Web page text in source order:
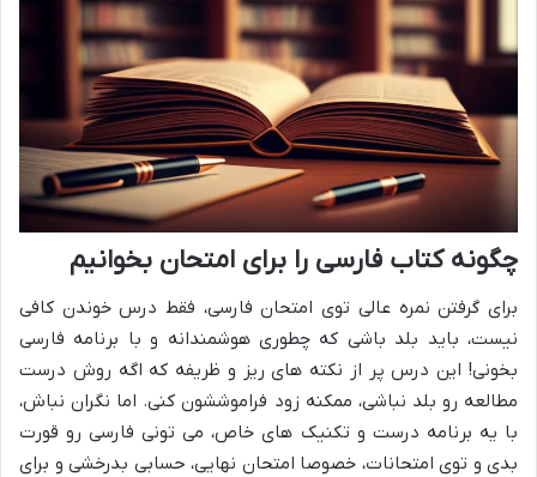
چگونه کتاب فارسی را برای امتحان بخوانیم
برای گرفتن نمره عالی توی امتحان فارسی، فقط درس خوندن کافی
نیست، باید بلد باشی که چطوری هوشمندانه و با برنامه فارسی
بخونی! این درس پر از نکته های ریز و ظریفه که اگه روش درست
مطالعه رو بلد نباشی، ممکنه زود فراموششون کنی. اما نگران نباش،
با یه برنامه درست و تکنیک های خاص، می تونی فارسی رو قورت
بدی و توی امتحانات، خصوصا امتحان نهایی، حسابی بدرخشی و برای